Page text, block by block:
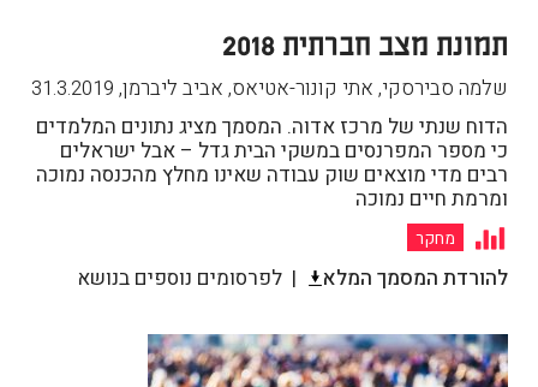
תמונת מצב חברתית 2018
שלמה סבירסקי, אתי קונור-אטיאס, אביב ליברמן,
31.3.2019
הדוח שנתי של מרכז אדוה. המסמך מציג נתונים המלמדים
כי מספר המפרנסים במשקי הבית גדל – אבל ישראלים
רבים מדי מוצאים שוק עבודה שאינו מחלץ מהכנסה נמוכה
ומרמת חיים נמוכה
מחקר
להורדת המסמך המלא לפרסומים נוספים בנושא